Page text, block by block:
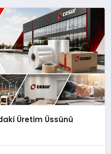
Üretim Üssünü